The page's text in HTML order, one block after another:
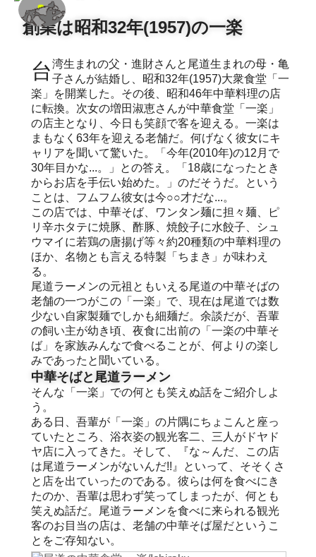
創業は昭和32年(1957)の一楽
台湾生まれの父・進財さんと尾道生まれの母・亀子さんが結婚し、昭和32年(1957)大衆食堂「一
楽」を開業した。その後、昭和46年中華料理の店
に転換。次女の増田淑恵さんが中華食堂「一楽」
の店主となり、今日も笑顔で客を迎える。一楽は
まもなく63年を迎える老舗だ。何げなく彼女にキ
ャリアを聞いて驚いた。「今年(2010年)の12月で
30年目かな...。」との答え。「18歳になったとき
からお店を手伝い始めた。」のだそうだ。という
ことは、フムフム彼女は今○○才だな...。
この店では、中華そば、ワンタン麺に担々麺、ピ
リ辛ホタテに焼豚、酢豚、焼餃子に水餃子、シュ
ウマイに若鶏の唐揚げ等々約20種類の中華料理の
ほか、名物とも言える特製「ちまき」が味わえ
る。
尾道ラーメンの元祖ともいえる尾道の中華そばの
老舗の一つがこの「一楽」で、現在は尾道では数
少ない自家製麺でしかも細麺だ。余談だが、吾輩
の飼い主が幼き頃、夜食に出前の「一楽の中華そ
ば」を家族みんなで食べることが、何よりの楽し
みであったと聞いている。
中華そばと尾道ラーメン
そんな「一楽」での何とも笑えぬ話をご紹介しよ
う。
ある日、吾輩が「一楽」の片隅にちょこんと座っ
ていたところ、浴衣姿の観光客二、三人がドヤド
ヤ店に入ってきた。そして、『な～んだ、この店
は尾道ラーメンがないんだ!!』といって、そそくさ
と店を出ていったのである。彼らは何を食べにき
たのか、吾輩は思わず笑ってしまったが、何とも
笑えぬ話だ。尾道ラーメンを食べに来られる観光
客のお目当の店は、老舗の中華そば屋だというこ
とをご存知ない。